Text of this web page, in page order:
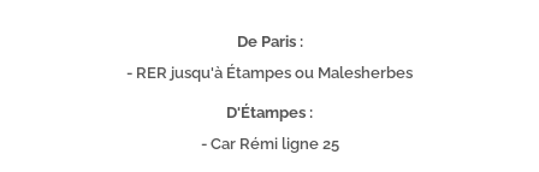
De Paris :
- RER jusqu'à Étampes ou Malesherbes
D'Étampes :
- Car Rémi ligne 25